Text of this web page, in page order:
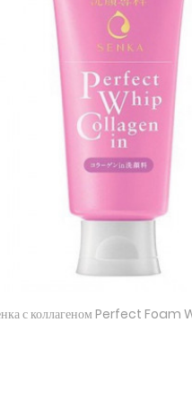
Подробнее
с коллагеном Perfect Foam